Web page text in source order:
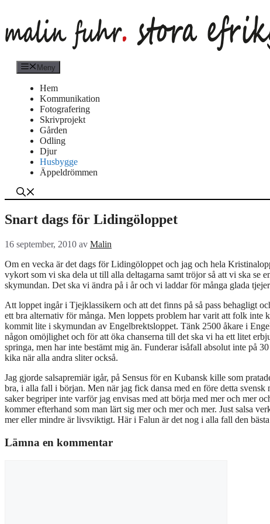
innehåll
Meny
Hem
Kommunikation
Fotografering
Skrivprojekt
Gården
Odling
Djur
Husbygge
Äppeldrömmen
Snart dags för Lidingöloppet
16 september, 2010 av Malin
Om en vecka är det dags för Lidingöloppet och jag och hela
vykort som vi ska dela ut till alla deltagarna samt tröjor så att vi ska se
skymundan. Det ska vi ändra på i år och vi laddar för många glada
Att loppet ingår i Tjejklassikern och att det finns på så pass behagligt
ett bra alternativ för många. Men loppets problem har varit att folk inte
kommit lite i skymundan av Engelbrektsloppet. Tänk 2500 åkare i
någon omöjlighet och för att öka chanserna till det ska vi ha ett litet
springa, men har inte bestämt mig än. Funderar isåfall absolut inte på
kika när alla andra sliter också.
Jag gjorde salsapremiär igår, på Sensus för en Kubansk kille som
bra, i alla fall i början. Men när jag fick dansa med en före detta
saker begriper inte varför jag envisas med att börja med mer och mer
kommer efterhand som man lärt sig mer och mer och mer. Just salsa
mer eller mindre är livsviktigt. Här i Falun är det nog i alla fall den
Lämna en kommentar